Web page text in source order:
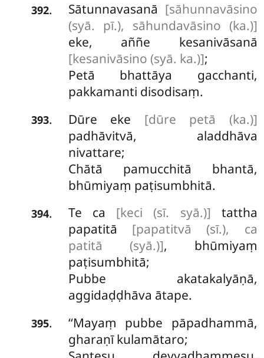
392. Sātunnavasanā [sāhunnavāsino
(syā. pī.), sāhundavāsino (ka.)]
eke, aññe kesanivāsanā
[kesanivāsino (syā. ka.)];
Petā bhattāya gacchanti,
pakkamanti disodisaṃ.
393. Dūre eke [dūre petā (ka.)]
padhāvitvā, aladdhāva
nivattare;
Chātā pamucchitā bhantā,
bhūmiyaṃ paṭisumbhitā.
394. Te ca [keci (sī. syā.)] tattha
papatitā [papatitvā (sī.), ca
patitā (syā.)], bhūmiyaṃ
paṭisumbhitā;
Pubbe akatakalyāṇā,
aggidaḍḍhāva ātape.
395.
‘‘Mayaṃ pubbe pāpadhammā,
gharaṇī kulamātaro;